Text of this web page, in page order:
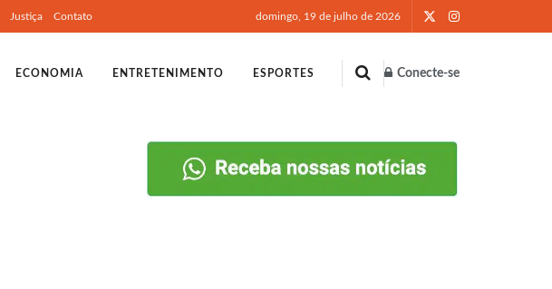
Justiça Contato domingo, 19 de julho de 2026
ECONOMIA ENTRETENIMENTO ESPORTES Conecte-se